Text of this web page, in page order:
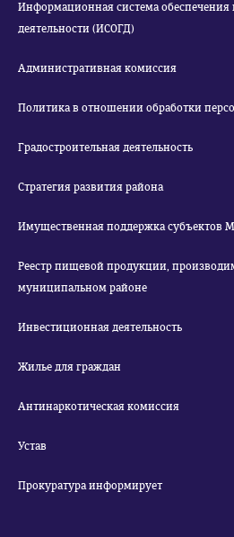
Информационная система обеспечения
деятельности (ИСОГД)
Административная комиссия
Политика в отношении обработки
Градостроительная деятельность
Стратегия развития района
Имущественная поддержка субъектов
Реестр пищевой продукции,
муниципальном районе
Инвестиционная деятельность
Жилье для граждан
Антинаркотическая комиссия
Устав
Прокуратура информирует